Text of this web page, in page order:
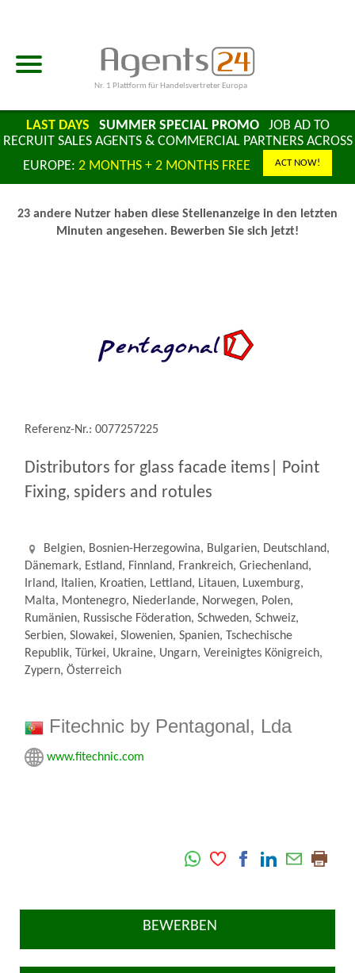
Nr. 1 Plattform für Handelsvertreter Europa
LAST DAYS SUMMER SPECIAL PROMOJOB AD TO
RECRUIT SALES AGENTS & COMMERCIAL PARTNERS ACROSS
EUROPE: 2 MONTHS + 2 MONTHS FREE ACT NOW!
23 andere Nutzer haben diese Stellenanzeige in den letzten
Minuten angesehen. Bewerben Sie sich jetzt!
Referenz-Nr.: 0077257225
Distributors for glass facade items| Point
Fixing, spiders and rotules
Belgien, Bosnien-Herzegowina, Bulgarien, Deutschland,
Dänemark, Estland, Finnland, Frankreich, Griechenland,
Irland, Italien, Kroatien, Lettland, Litauen, Luxemburg,
Malta, Montenegro, Niederlande, Norwegen, Polen,
Rumänien, Russische Föderation, Schweden, Schweiz,
Serbien, Slowakei, Slowenien, Spanien, Tschechische
Republik, Türkei, Ukraine, Ungarn, Vereinigtes Königreich,
Zypern, Österreich
Fitechnic by Pentagonal, Lda
www.fitechnic.com
BEWERBEN